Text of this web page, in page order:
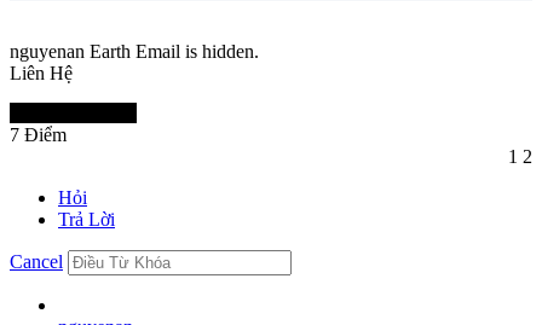
nguyenan Earth Email is hidden.
Liên Hệ
7 Điểm
1 2
Hỏi
Trả Lời
Cancel